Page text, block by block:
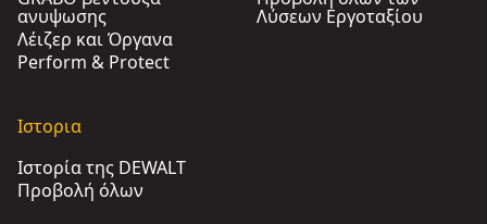
ανυψωσης
Λέιζερ και Όργανα
Perform & Protect
Λύσεων Εργοταξίου
Ιστορια
Ιστορία της DEWALT
Προβολή όλων